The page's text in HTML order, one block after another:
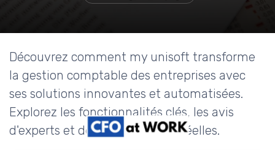
Découvrez comment my unisoft transforme
la gestion comptable des entreprises avec
ses solutions innovantes et automatisées.
Explorez les fonctionnalités clés, les avis
d'experts et des études de cas réelles.